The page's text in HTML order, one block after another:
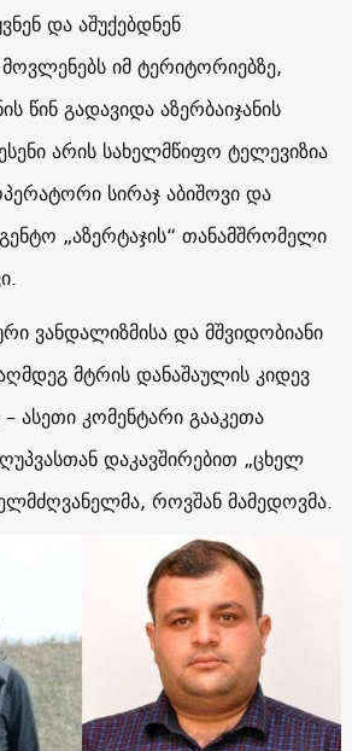
და აშუქებდნენ
იმ ტერიტორიებზე,
წინ გადავიდა აზერბაიჯანის
არის სახელმწიფო ტელევიზია
სირაჯ აბიშოვი და
„აზერტაჯის“ თანამშრომელი
ვანდალიზმისა და მშვიდობიანი
მტრის დანაშაულის კიდევ
ასეთი კომენტარი გააკეთა
დაკავშირებით „ცხელ
როვშან მამედოვმა.